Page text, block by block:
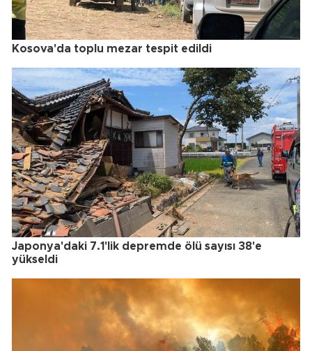
Kosova'da toplu mezar tespit edildi
Japonya'daki 7.1'lik depremde ölü sayısı 38'e
yükseldi